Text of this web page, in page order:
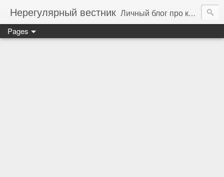
Нерегулярный вестник Личный блог про компьютеры, технологии и программирование
Pages